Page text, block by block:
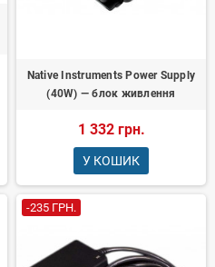
Native Instruments Power Supply
(40W) — блок живлення
1 332 грн.
У КОШИК
-235 ГРН.